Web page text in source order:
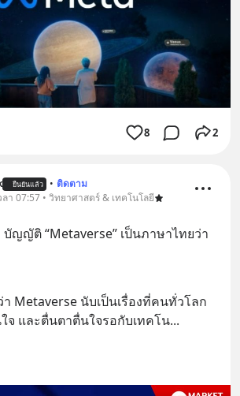
8 2
ยืนยันแล้ว • ติดตาม
ลา 07:57 • วิทยาศาสตร์ & เทคโนโลยี
ญญัติ “Metaverse” เป็นภาษาไทยว่า
Metaverse นับเป็นเรื่องที่คนทั่วโลก
จ และตื่นตาตื่นใจรอกับเทคโน...